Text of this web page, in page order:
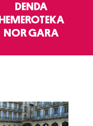
DENDA
HEMEROTEKA
NOR GARA